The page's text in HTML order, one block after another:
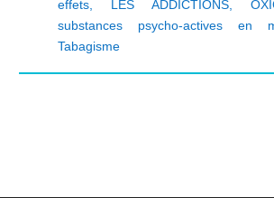
effets, LES ADDICTIONS,
substances psycho-actives en
Tabagisme